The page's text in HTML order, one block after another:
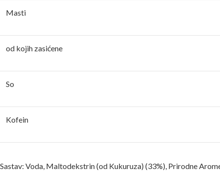
Masti
od kojih zasićene
So
Kofein
Sastav: Voda, Maltodekstrin (od Kukuruza) (33%), Prirodne